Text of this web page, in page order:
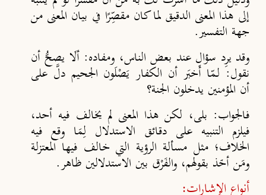
إلى هذا المعنى الدقيق لما كان مقصِّرًا في بيان المعنى من
جهة التفسير.
وقد يرِد سؤال عند بعض الناس، ومفاده: ألَا يصحُّ أن
نقول: لـمّا أَخبَر أن الكفار يَصْلَون الجحيم دلَّ على
أن المؤمنين يدخلون الجنة؟
فالجواب: بلى، لكن هذا المعنى لم يخالف فيه أحد،
فيلزم التنبيه على دقائق الاستدلال لِمَا وقع فيه
الخلاف؛ مثل مسألة الرؤية التي خالف فيها المعتزلة
ومَن أخَذ بقولهم، والفَرْق بين الاستدلالين ظاهر.
أنواع الإشارات: